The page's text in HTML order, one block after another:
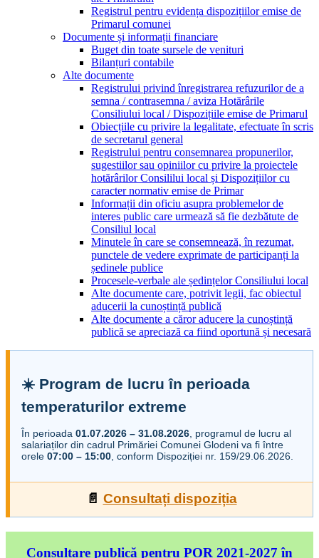
Registrul pentru evidența dispozițiilor emise de
Primarul comunei
Documente și informații financiare
Buget din toate sursele de venituri
Bilanțuri contabile
Alte documente
Registrului privind înregistrarea refuzurilor de a
semna / contrasemna / aviza Hotărârile
Consiliului local / Dispozițiile emise de Primarul
Obiecțiile cu privire la legalitate, efectuate în scris
de secretarul general
Registrului pentru consemnarea propunerilor,
sugestiilor sau opiniilor cu privire la proiectele
hotărârilor Consililui local și Dispozițiilor cu
caracter normativ emise de Primar
Informații din oficiu asupra problemelor de
interes public care urmează să fie dezbătute de
Consiliul local
Minutele în care se consemnează, în rezumat,
punctele de vedere exprimate de participanți la
ședinele publice
Procesele-verbale ale ședințelor Consiliului local
Alte documente care, potrivit legii, fac obiectul
aducerii la cunoștință publică
Alte documente a căror aducere la cunoștință
publică se apreciază ca fiind oportună și necesară
☀️ Program de lucru în perioada
temperaturilor extreme
În perioada 01.07.2026 – 31.08.2026 , programul de lucru al
salariaților din cadrul Primăriei Comunei Glodeni va fi între
orele 07:00 – 15:00 , conform Dispoziției nr. 159/29.06.2026.
📄 Consultați dispoziția
Consultare publică pentru POR 2021-2027 în